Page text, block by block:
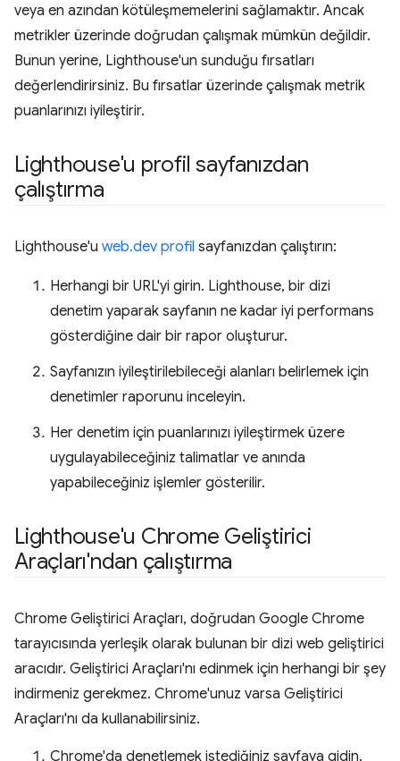
veya en azından kötüleşmemelerini sağlamaktır. Ancak
metrikler üzerinde doğrudan çalışmak mümkün değildir.
Bunun yerine, Lighthouse'un sunduğu fırsatları
değerlendirirsiniz. Bu fırsatlar üzerinde çalışmak metrik
puanlarınızı iyileştirir.
Lighthouse'u profil sayfanızdan
çalıştırma
Lighthouse'u web.dev profil sayfanızdan çalıştırın:
Herhangi bir URL'yi girin. Lighthouse, bir dizi
denetim yaparak sayfanın ne kadar iyi performans
gösterdiğine dair bir rapor oluşturur.
Sayfanızın iyileştirilebileceği alanları belirlemek için
denetimler raporunu inceleyin.
Her denetim için puanlarınızı iyileştirmek üzere
uygulayabileceğiniz talimatlar ve anında
yapabileceğiniz işlemler gösterilir.
Lighthouse'u Chrome Geliştirici
Araçları'ndan çalıştırma
Chrome Geliştirici Araçları, doğrudan Google Chrome
tarayıcısında yerleşik olarak bulunan bir dizi web geliştirici
aracıdır. Geliştirici Araçları'nı edinmek için herhangi bir şey
indirmeniz gerekmez. Chrome'unuz varsa Geliştirici
Araçları'nı da kullanabilirsiniz.
Chrome'da denetlemek istediğiniz sayfaya gidin.